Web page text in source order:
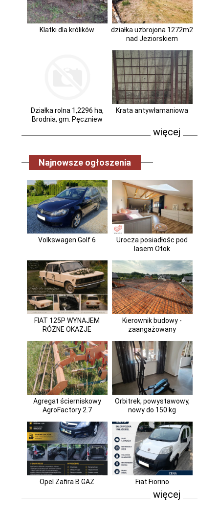
Klatki dla królików
działka uzbrojona 1272m2
nad Jeziorskiem
Działka rolna 1,2296 ha,
Brodnia, gm. Pęczniew
Krata antywłamaniowa
więcej
Najnowsze ogłoszenia
Volkswagen Golf 6
Urocza posiadłośc pod
lasem Otok
FIAT 125P WYNAJEM
RÓŻNE OKAZJE
Kierownik budowy -
zaangażowany
Agregat ścierniskowy
AgroFactory 2.7
Orbitrek, powystawowy,
nowy do 150 kg
Opel Zafira B GAZ Fiat Fiorino
więcej